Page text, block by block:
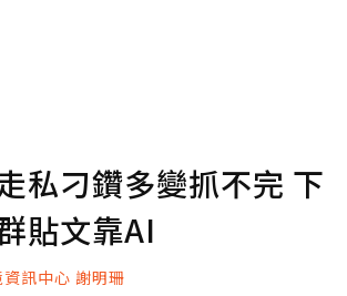
私刁鑽多變抓不完 下
貼文靠AI
資訊中心 謝明珊